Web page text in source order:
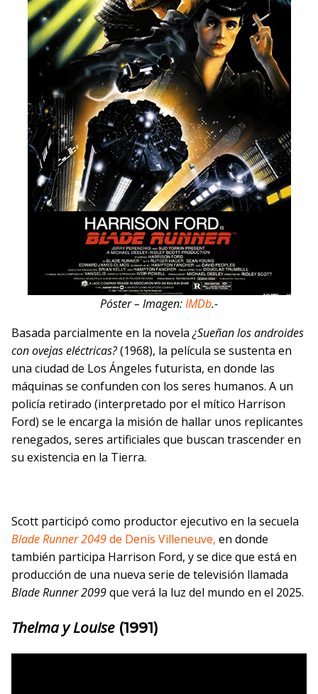
Póster – Imagen:IMDb.-
Basada parcialmente en la novela¿Sueñan los androides
con ovejas eléctricas?(1968), la película se sustenta en
una ciudad de Los Ángeles futurista, en donde las
máquinas se confunden con los seres humanos. A un
policía retirado (interpretado por el mítico Harrison
Ford) se le encarga la misión de hallar unos replicantes
renegados, seres artificiales que buscan trascender en
su existencia en la Tierra.
Scott participó como productor ejecutivo en la secuela
Blade Runner 2049de Denis Villeneuve, en donde
también participa Harrison Ford, y se dice que está en
producción de una nueva serie de televisión llamada
Blade Runner 2099que verá la luz del mundo en el 2025.
Thelma y Louise(1991)